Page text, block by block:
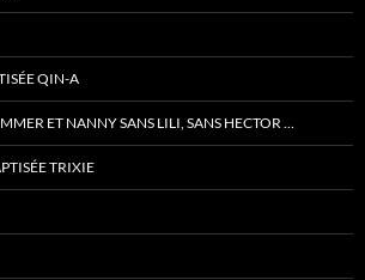
QIN-A
ET NANNY SANS LILI, SANS HECTOR …
TRIXIE